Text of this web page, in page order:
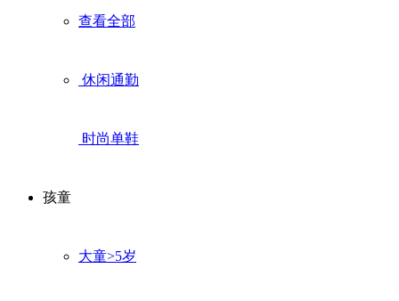
查看全部
休闲通勤
时尚单鞋
孩童
大童>5岁